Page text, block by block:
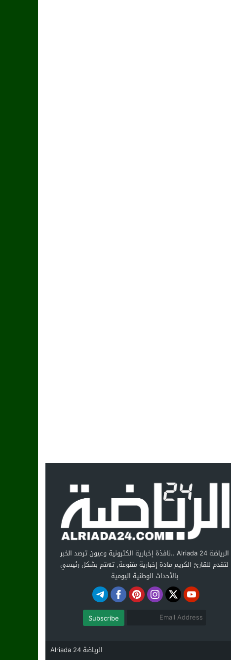
الرياضة Alriada 24 ..نافذة إخبارية الكترونية وعيون ترصد الخبر
لتقدم للقارئ الكريم مادة إخبارية متنوعة, تهتم بشكل رئيسي
بالأحداث الوطنية اليومية
Subscribe
الرياضة Alriada 24